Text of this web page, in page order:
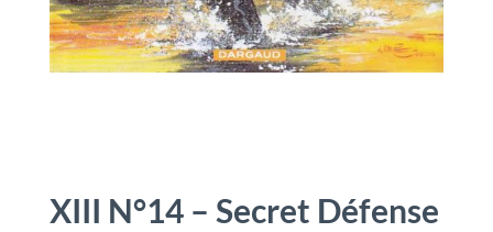
XIII N°14 – Secret Défense